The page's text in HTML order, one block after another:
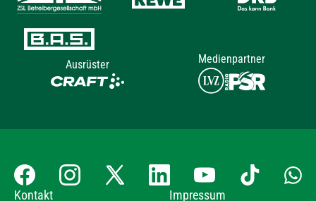
Ausrüster Medienpartner
Kontakt Impressum